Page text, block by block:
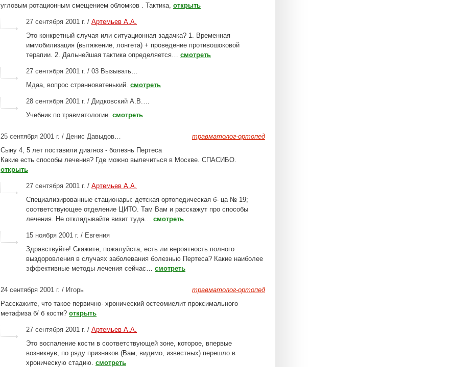
угловым ротационным смещением обломков . Тактика, открыть
27 сентября 2001 г. / Артемьев А.А.
Это конкретный случая или ситуационная задачка? 1. Временная
иммобилизация (вытяжение, лонгета) + проведение противошоковой
терапии. 2. Дальнейшая тактика определяется… смотреть
27 сентября 2001 г. / 03 Вызывать…
Мдаа, вопрос странноватенький. смотреть
28 сентября 2001 г. / Дидковский А.В.…
Учебник по травматологии. смотреть
травматолог-ортопед
25 сентября 2001 г. / Денис Давыдов…
Сыну 4, 5 лет поставили диагноз - болезнь Пертеса
Какие есть способы лечения? Где можно вылечиться в Москве. СПАСИБО.
открыть
27 сентября 2001 г. / Артемьев А.А.
Специализированные стационары: детская ортопедическая б- ца № 19;
соответствующее отделение ЦИТО. Там Вам и расскажут про способы
лечения. Не откладывайте визит туда… смотреть
15 ноября 2001 г. / Евгения
Здравствуйте! Скажите, пожалуйста, есть ли вероятность полного
выздоровления в случаях заболевания болезнью Пертеса? Какие наиболее
эффективные методы лечения сейчас… смотреть
травматолог-ортопед
24 сентября 2001 г. / Игорь
Расскажите, что такое первично- хронический остеомиелит проксимального
метафиза б/ б кости? открыть
27 сентября 2001 г. / Артемьев А.А.
Это воспаление кости в соответствующей зоне, которое, впервые
возникнув, по ряду признаков (Вам, видимо, известных) перешло в
хроническую стадию. смотреть